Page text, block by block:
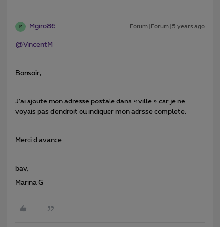
M Mgiro86 Forum|Forum|5 years ago
@VincentM
Bonsoir,
J’ai ajoute mon adresse postale dans « ville » car je ne
voyais pas d’endroit ou indiquer mon adrsse complete.
Merci d avance
bav,
Marina G